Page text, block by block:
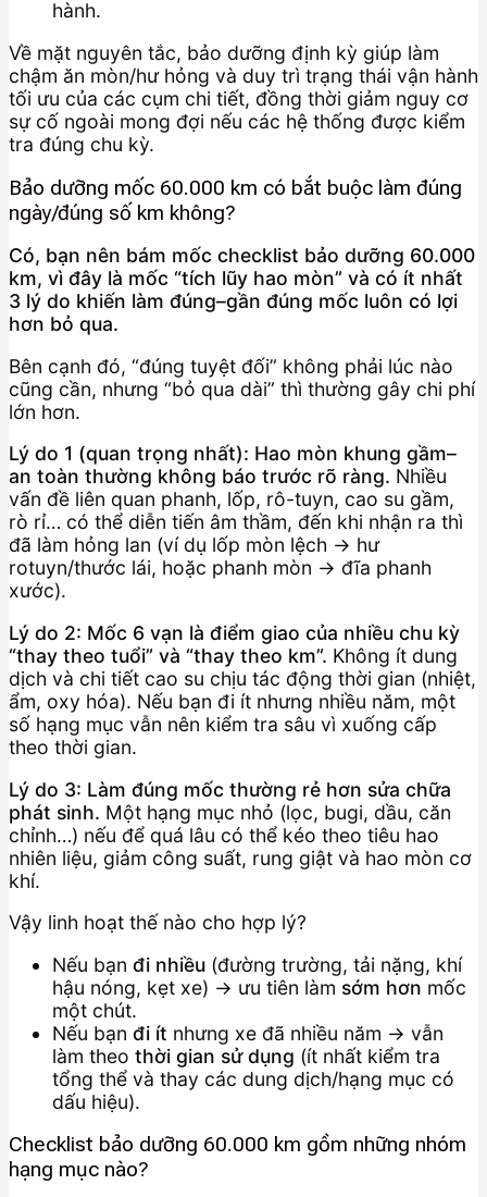
hành.
Về mặt nguyên tắc, bảo dưỡng định kỳ giúp làm
chậm ăn mòn/hư hỏng và duy trì trạng thái vận hành
tối ưu của các cụm chi tiết, đồng thời giảm nguy cơ
sự cố ngoài mong đợi nếu các hệ thống được kiểm
tra đúng chu kỳ.
Bảo dưỡng mốc 60.000 km có bắt buộc làm đúng
ngày/đúng số km không?
Có, bạn nên bám mốc checklist bảo dưỡng 60.000
km, vì đây là mốc “tích lũy hao mòn” và có ít nhất
3 lý do khiến làm đúng–gần đúng mốc luôn có lợi
hơn bỏ qua.
Bên cạnh đó, “đúng tuyệt đối” không phải lúc nào
cũng cần, nhưng “bỏ qua dài” thì thường gây chi phí
lớn hơn.
Lý do 1 (quan trọng nhất): Hao mòn khung gầm–
an toàn thường không báo trước rõ ràng. Nhiều
vấn đề liên quan phanh, lốp, rô-tuyn, cao su gầm,
rò rỉ… có thể diễn tiến âm thầm, đến khi nhận ra thì
đã làm hỏng lan (ví dụ lốp mòn lệch → hư
rotuyn/thước lái, hoặc phanh mòn → đĩa phanh
xước).
Lý do 2: Mốc 6 vạn là điểm giao của nhiều chu kỳ
“thay theo tuổi” và “thay theo km”. Không ít dung
dịch và chi tiết cao su chịu tác động thời gian (nhiệt,
ẩm, oxy hóa). Nếu bạn đi ít nhưng nhiều năm, một
số hạng mục vẫn nên kiểm tra sâu vì xuống cấp
theo thời gian.
Lý do 3: Làm đúng mốc thường rẻ hơn sửa chữa
phát sinh. Một hạng mục nhỏ (lọc, bugi, dầu, căn
chỉnh…) nếu để quá lâu có thể kéo theo tiêu hao
nhiên liệu, giảm công suất, rung giật và hao mòn cơ
khí.
Vậy linh hoạt thế nào cho hợp lý?
Nếu bạn đi nhiều (đường trường, tải nặng, khí
hậu nóng, kẹt xe) → ưu tiên làm sớm hơn mốc
một chút.
Nếu bạn đi ít nhưng xe đã nhiều năm → vẫn
làm theo thời gian sử dụng (ít nhất kiểm tra
tổng thể và thay các dung dịch/hạng mục có
dấu hiệu).
Checklist bảo dưỡng 60.000 km gồm những nhóm
hạng mục nào?